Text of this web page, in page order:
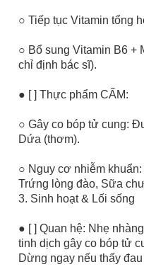
○ Tiếp tục Vitamin tổng
○ Bổ sung Vitamin B6 +
chỉ định bác sĩ).
● [ ] Thực phẩm CẤM:
○ Gây co bóp tử cung:
Dứa (thơm).
○ Nguy cơ nhiễm
Trứng lòng đào, Sữa
3. Sinh hoạt & Lối sống
● [ ] Quan hệ: Nhẹ
tinh dịch gây co bóp tử
Dừng ngay nếu thấy